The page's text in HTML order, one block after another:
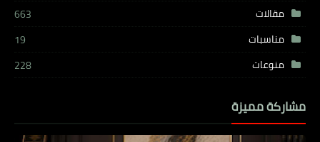
مقالات
663
مناسبات
19
منوعات
228
مشاركة مميزة